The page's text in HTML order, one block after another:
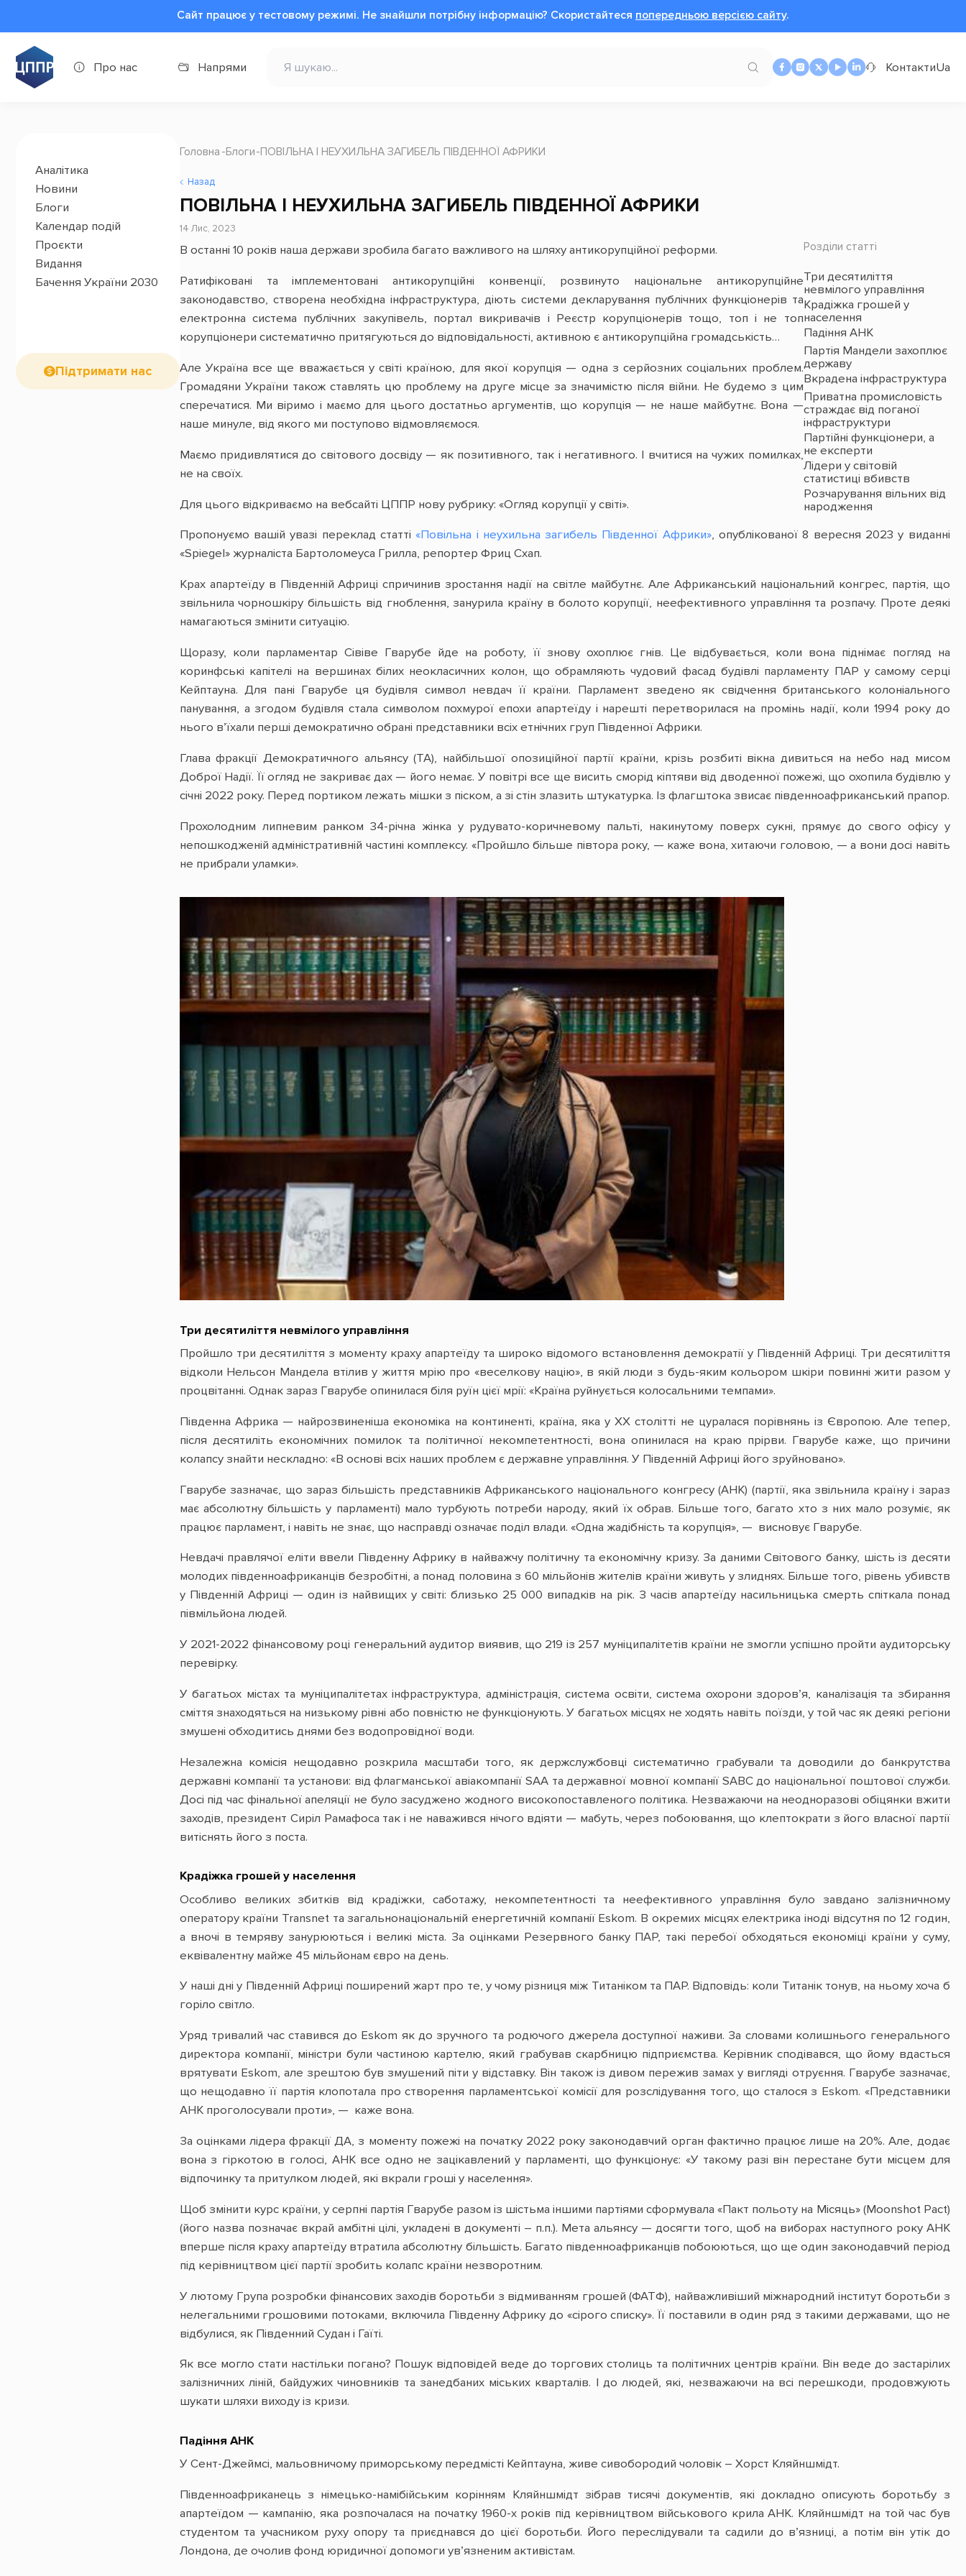
Сайт працює у тестовому режимі. Не знайшли потрібну інформацію? Cкористайтеся попередньою версією сайту.
Про нас Напрями КонтактиUa
Аналітика
Новини
Блоги
Календар подій
Проєкти
Видання
Бачення України 2030
Підтримати нас
Головна Блоги ПОВІЛЬНА І НЕУХИЛЬНА ЗАГИБЕЛЬ ПІВДЕННОЇ АФРИКИ
Назад
ПОВІЛЬНА І НЕУХИЛЬНА ЗАГИБЕЛЬ ПІВДЕННОЇ АФРИКИ
14 Лис, 2023
Розділи статті
Три десятиліття
невмілого управління
Крадіжка грошей у
населення
Падіння АНК
Партія Мандели захоплює
державу
Вкрадена інфраструктура
Приватна промисловість
страждає від поганої
інфраструктури
Партійні функціонери, а
не експерти
Лідери у світовій
статистиці вбивств
Розчарування вільних від
народження
В останні 10 років наша держави зробила багато важливого на шляху антикорупційної реформи.
Ратифіковані та імплементовані антикорупційні конвенції, розвинуто національне антикорупційне
законодавство, створена необхідна інфраструктура, діють системи декларування публічних функціонерів та
електронна система публічних закупівель, портал викривачів і Реєстр корупціонерів тощо, топ і не топ
корупціонери систематично притягуються до відповідальності, активною є антикорупційна громадськість…
Але Україна все ще вважається у світі країною, для якої корупція — одна з серйозних соціальних проблем.
Громадяни України також ставлять цю проблему на друге місце за значимістю після війни. Не будемо з цим
сперечатися. Ми віримо і маємо для цього достатньо аргументів, що корупція — не наше майбутнє. Вона —
наше минуле, від якого ми поступово відмовляємося.
Маємо придивлятися до світового досвіду — як позитивного, так і негативного. І вчитися на чужих помилках,
не на своїх.
Для цього відкриваємо на вебсайті ЦППР нову рубрику: «Огляд корупції у світі».
Пропонуємо вашій увазі переклад статті«Повільна і неухильна загибель Південної Африки», опублікованої 8 вересня 2023 у виданні
«Spiegel» журналіста Бартоломеуса Грилла, репортер Фриц Схап.
Крах апартеїду в Південній Африці спричинив зростання надії на світле майбутнє. Але Африканський національний конгрес, партія, що
звільнила чорношкіру більшість від гноблення, занурила країну в болото корупції, неефективного управління та розпачу. Проте деякі
намагаються змінити ситуацію.
Щоразу, коли парламентар Сівіве Гварубе йде на роботу, її знову охоплює гнів. Це відбувається, коли вона піднімає погляд на
коринфські капітелі на вершинах білих неокласичних колон, що обрамляють чудовий фасад будівлі парламенту ПАР у самому серці
Кейптауна. Для пані Гварубе ця будівля символ невдач її країни. Парламент зведено як свідчення британського колоніального
панування, а згодом будівля стала символом похмурої епохи апартеїду і нарешті перетворилася на промінь надії, коли 1994 року до
нього в’їхали перші демократично обрані представники всіх етнічних груп Південної Африки.
Глава фракції Демократичного альянсу (ТА), найбільшої опозиційної партії країни, крізь розбиті вікна дивиться на небо над мисом
Доброї Надії. Її огляд не закриває дах — його немає. У повітрі все ще висить сморід кіптяви від дводенної пожежі, що охопила будівлю у
січні 2022 року. Перед портиком лежать мішки з піском, а зі стін злазить штукатурка. Із флагштока звисає південноафриканський прапор.
Прохолодним липневим ранком 34-річна жінка у рудувато-коричневому пальті, накинутому поверх сукні, прямує до свого офісу у
непошкодженій адміністративній частині комплексу. «Пройшло більше півтора року, — каже вона, хитаючи головою, — а вони досі навіть
не прибрали уламки».
Три десятиліття невмілого управління
Пройшло три десятиліття з моменту краху апартеїду та широко відомого встановлення демократії у Південній Африці. Три десятиліття
відколи Нельсон Мандела втілив у життя мрію про «веселкову націю», в якій люди з будь-яким кольором шкіри повинні жити разом у
процвітанні. Однак зараз Гварубе опинилася біля руїн цієї мрії: «Країна руйнується колосальними темпами».
Південна Африка — найрозвиненіша економіка на континенті, країна, яка у XX столітті не цуралася порівнянь із Європою. Але тепер,
після десятиліть економічних помилок та політичної некомпетентності, вона опинилася на краю прірви. Гварубе каже, що причини
колапсу знайти нескладно: «В основі всіх наших проблем є державне управління. У Південній Африці його зруйновано».
Гварубе зазначає, що зараз більшість представників Африканського національного конгресу (АНК) (партії, яка звільнила країну і зараз
має абсолютну більшість у парламенті) мало турбують потреби народу, який їх обрав. Більше того, багато хто з них мало розуміє, як
працює парламент, і навіть не знає, що насправді означає поділ влади. «Одна жадібність та корупція», — висновує Гварубе.
Невдачі правлячої еліти ввели Південну Африку в найважчу політичну та економічну кризу. За даними Світового банку, шість із десяти
молодих південноафриканців безробітні, а понад половина з 60 мільйонів жителів країни живуть у злиднях. Більше того, рівень убивств
у Південній Африці — один із найвищих у світі: близько 25 000 випадків на рік. З часів апартеїду насильницька смерть спіткала понад
півмільйона людей.
У 2021-2022 фінансовому році генеральний аудитор виявив, що 219 із 257 муніципалітетів країни не змогли успішно пройти аудиторську
перевірку.
У багатьох містах та муніципалітетах інфраструктура, адміністрація, система освіти, система охорони здоров’я, каналізація та збирання
сміття знаходяться на низькому рівні або повністю не функціонують. У багатьох місцях не ходять навіть поїзди, у той час як деякі регіони
змушені обходитись днями без водопровідної води.
Незалежна комісія нещодавно розкрила масштаби того, як держслужбовці систематично грабували та доводили до банкрутства
державні компанії та установи: від флагманської авіакомпанії SAA та державної мовної компанії SABC до національної поштової служби.
Досі під час фінальної апеляції не було засуджено жодного високопоставленого політика. Незважаючи на неодноразові обіцянки вжити
заходів, президент Сиріл Рамафоса так і не наважився нічого вдіяти — мабуть, через побоювання, що клептократи з його власної партії
витіснять його з поста.
Крадіжка грошей у населення
Особливо великих збитків від крадіжки, саботажу, некомпетентності та неефективного управління було завдано залізничному
оператору країни Transnet та загальнонаціональній енергетичній компанії Eskom. В окремих місцях електрика іноді відсутня по 12 годин,
а вночі в темряву занурюються і великі міста. За оцінками Резервного банку ПАР, такі перебої обходяться економіці країни у суму,
еквівалентну майже 45 мільйонам євро на день.
У наші дні у Південній Африці поширений жарт про те, у чому різниця між Титаніком та ПАР. Відповідь: коли Титанік тонув, на ньому хоча б
горіло світло.
Уряд тривалий час ставився до Eskom як до зручного та родючого джерела доступної наживи. За словами колишнього генерального
директора компанії, міністри були частиною картелю, який грабував скарбницю підприємства. Керівник сподівався, що йому вдасться
врятувати Eskom, але зрештою був змушений піти у відставку. Він також із дивом пережив замах у вигляді отруєння. Гварубе зазначає,
що нещодавно її партія клопотала про створення парламентської комісії для розслідування того, що сталося з Eskom. «Представники
АНК проголосували проти», — каже вона.
За оцінками лідера фракції ДА, з моменту пожежі на початку 2022 року законодавчий орган фактично працює лише на 20%. Але, додає
вона з гіркотою в голосі, АНК все одно не зацікавлений у парламенті, що функціонує: «У такому разі він перестане бути місцем для
відпочинку та притулком людей, які вкрали гроші у населення».
Щоб змінити курс країни, у серпні партія Гварубе разом із шістьма іншими партіями сформувала «Пакт польоту на Місяць» (Moonshot Pact)
(його назва позначає вкрай амбітні цілі, укладені в документі – п.п.). Мета альянсу — досягти того, щоб на виборах наступного року АНК
вперше після краху апартеїду втратила абсолютну більшість. Багато південноафриканців побоюються, що ще один законодавчий період
під керівництвом цієї партії зробить колапс країни незворотним.
У лютому Група розробки фінансових заходів боротьби з відмиванням грошей (ФАТФ), найважливіший міжнародний інститут боротьби з
нелегальними грошовими потоками, включила Південну Африку до «сірого списку». Її поставили в один ряд з такими державами, що не
відбулися, як Південний Судан і Гаїті.
Як все могло стати настільки погано? Пошук відповідей веде до торгових столиць та політичних центрів країни. Він веде до застарілих
залізничних ліній, байдужих чиновників та занедбаних міських кварталів. І до людей, які, незважаючи на всі перешкоди, продовжують
шукати шляхи виходу із кризи.
Падіння АНК
У Сент-Джеймсі, мальовничому приморському передмісті Кейптауна, живе сивобородий чоловік – Хорст Кляйншмідт.
Південноафриканець з німецько-намібійським корінням Кляйншмідт зібрав тисячі документів, які докладно описують боротьбу з
апартеїдом — кампанію, яка розпочалася на початку 1960-х років під керівництвом військового крила АНК. Кляйншмідт на той час був
студентом та учасником руху опору та приєднався до цієї боротьби. Його переслідували та садили до в’язниці, а потім він утік до
Лондона, де очолив фонд юридичної допомоги ув’язненим активістам.